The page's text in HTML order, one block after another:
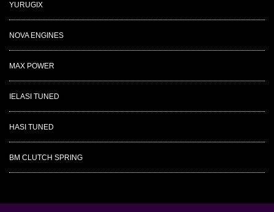
YURUGIX
NOVA ENGINES
MAX POWER
IELASI TUNED
HASI TUNED
BM CLUTCH SPRING